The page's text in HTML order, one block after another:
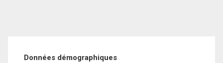
Données démographiques